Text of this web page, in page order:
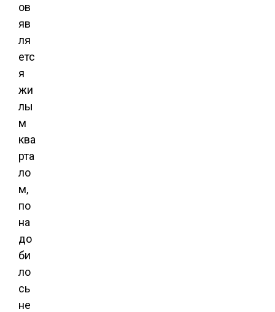
ов
яв
ля
етс
я
жи
лы
м
ква
рта
ло
м,
по
на
до
би
ло
сь
не